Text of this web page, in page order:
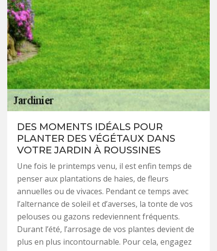
DES MOMENTS IDÉALS POUR
PLANTER DES VÉGÉTAUX DANS
VOTRE JARDIN À ROUSSINES
Une fois le printemps venu, il est enfin temps de
penser aux plantations de haies, de fleurs
annuelles ou de vivaces. Pendant ce temps avec
l’alternance de soleil et d’averses, la tonte de vos
pelouses ou gazons redeviennent fréquents.
Durant l’été, l’arrosage de vos plantes devient de
plus en plus incontournable. Pour cela, engagez